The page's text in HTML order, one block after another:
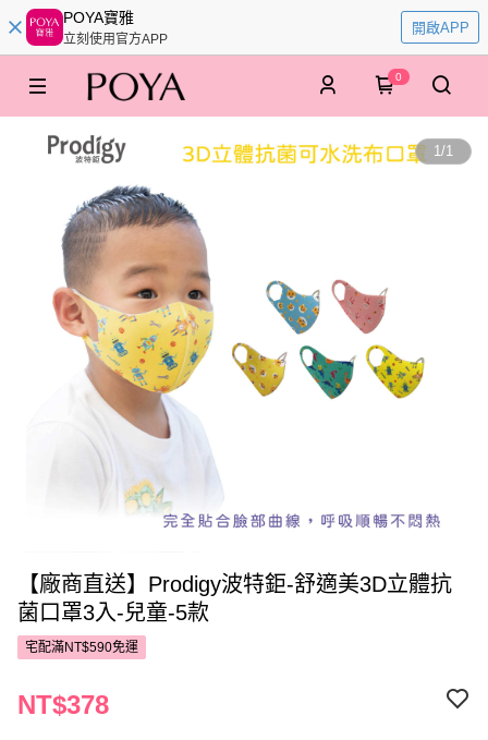
POYA寶雅
立刻使用官方APP
開啟APP
0
1/1
【廠商直送】Prodigy波特鉅-舒適美3D立體抗
菌口罩3入-兒童-5款
宅配滿NT$590免運
NT$378